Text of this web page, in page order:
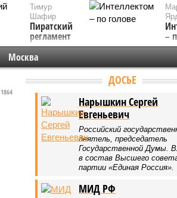
–
Тимур
Шафир
Пиратский
регламент
Москва
1864
ДОСЬЕ
Нарышкин Сергей
Евгеньевич
Российский
деятель, председатель
Государственной Думы.
в состав Высшего
партии «Единая Россия».
МИД РФ